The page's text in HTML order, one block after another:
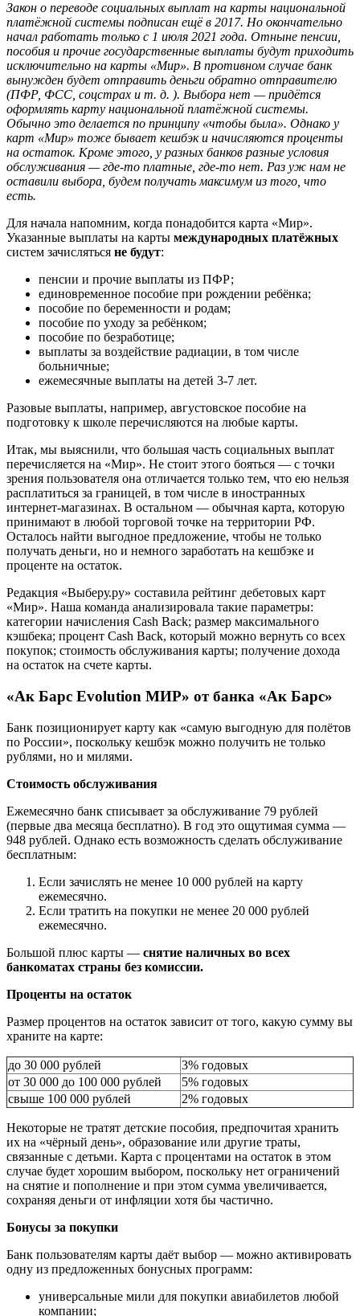
Закон о переводе социальных выплат на карты национальной
платёжной системы подписан ещё в 2017. Но окончательно
начал работать только с 1 июля 2021 года. Отныне пенсии,
пособия и прочие государственные выплаты будут приходить
исключительно на карты «Мир». В противном случае банк
вынужден будет отправить деньги обратно отправителю
(ПФР, ФСС, соцстрах и т. д. ). Выбора нет — придётся
оформлять карту национальной платёжной системы.
Обычно это делается по принципу «чтобы была». Однако у
карт «Мир» тоже бывает кешбэк и начисляются проценты
на остаток. Кроме этого, у разных банков разные условия
обслуживания — где-то платные, где-то нет. Раз уж нам не
оставили выбора, будем получать максимум из того, что
есть.
Для начала напомним, когда понадобится карта «Мир».
Указанные выплаты на карты международных платёжных
систем зачисляться не будут:
пенсии и прочие выплаты из ПФР;
единовременное пособие при рождении ребёнка;
пособие по беременности и родам;
пособие по уходу за ребёнком;
пособие по безработице;
выплаты за воздействие радиации, в том числе
больничные;
ежемесячные выплаты на детей 3-7 лет.
Разовые выплаты, например, августовское пособие на
подготовку к школе перечисляются на любые карты.
Итак, мы выяснили, что большая часть социальных выплат
перечисляется на «Мир». Не стоит этого бояться — с точки
зрения пользователя она отличается только тем, что ею нельзя
расплатиться за границей, в том числе в иностранных
интернет-магазинах. В остальном — обычная карта, которую
принимают в любой торговой точке на территории РФ.
Осталось найти выгодное предложение, чтобы не только
получать деньги, но и немного заработать на кешбэке и
проценте на остаток.
Редакция «Выберу.ру» составила рейтинг дебетовых карт
«Мир». Наша команда анализировала такие параметры:
категории начисления Cash Back; размер максимального
кэшбека; процент Cash Back, который можно вернуть со всех
покупок; стоимость обслуживания карты; получение дохода
на остаток на счете карты.
«Ак Барс Evolution МИР» от банка «Ак Барс»
Банк позиционирует карту как «самую выгодную для полётов
по России», поскольку кешбэк можно получить не только
рублями, но и милями.
Стоимость обслуживания
Ежемесячно банк списывает за обслуживание 79 рублей
(первые два месяца бесплатно). В год это ощутимая сумма —
948 рублей. Однако есть возможность сделать обслуживание
бесплатным:
Если зачислять не менее 10 000 рублей на карту
ежемесячно.
Если тратить на покупки не менее 20 000 рублей
ежемесячно.
Большой плюс карты — снятие наличных во всех
банкоматах страны без комиссии.
Проценты на остаток
Размер процентов на остаток зависит от того, какую сумму вы
храните на карте:
до 30 000 рублей
3% годовых
от 30 000 до 100 000 рублей
5% годовых
свыше 100 000 рублей
2% годовых
Некоторые не тратят детские пособия, предпочитая хранить
их на «чёрный день», образование или другие траты,
связанные с детьми. Карта с процентами на остаток в этом
случае будет хорошим выбором, поскольку нет ограничений
на снятие и пополнение и при этом сумма увеличивается,
сохраняя деньги от инфляции хотя бы частично.
Бонусы за покупки
Банк пользователям карты даёт выбор — можно активировать
одну из предложенных бонусных программ:
универсальные мили для покупки авиабилетов любой
компании;